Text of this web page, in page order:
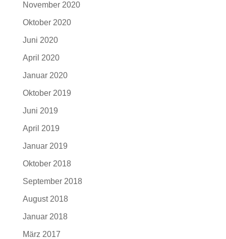
November 2020
Oktober 2020
Juni 2020
April 2020
Januar 2020
Oktober 2019
Juni 2019
April 2019
Januar 2019
Oktober 2018
September 2018
August 2018
Januar 2018
März 2017